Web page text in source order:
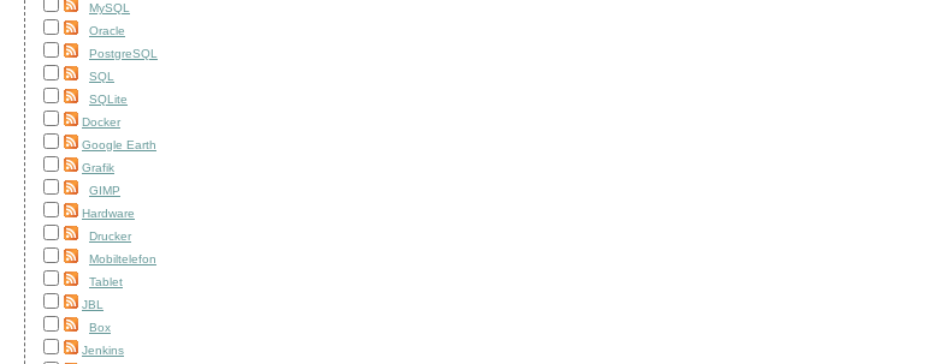
MySQL
Oracle
PostgreSQL
SQL
SQLite
Docker
Google Earth
Grafik
GIMP
Hardware
Drucker
Mobiltelefon
Tablet
JBL
Box
Jenkins